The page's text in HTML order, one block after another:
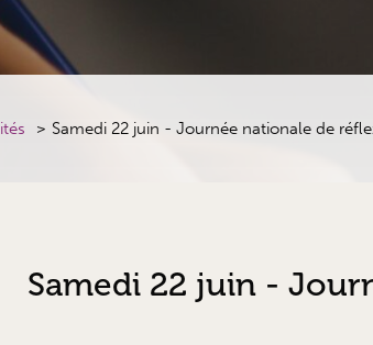
Samedi 22 juin - Journée nationale de
Samedi 22 juin -